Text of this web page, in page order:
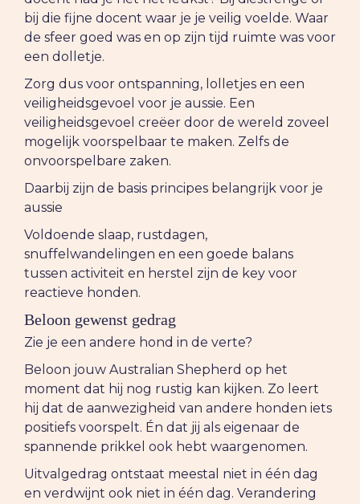
bij die fijne docent waar je je veilig voelde. Waar
de sfeer goed was en op zijn tijd ruimte was voor
een dolletje.
Zorg dus voor ontspanning, lolletjes en een
veiligheidsgevoel voor je aussie. Een
veiligheidsgevoel creëer door de wereld zoveel
mogelijk voorspelbaar te maken. Zelfs de
onvoorspelbare zaken.
Daarbij zijn de basis principes belangrijk voor je
aussie
Voldoende slaap, rustdagen,
snuffelwandelingen en een goede balans
tussen activiteit en herstel zijn de key voor
reactieve honden.
Beloon gewenst gedrag
Zie je een andere hond in de verte?
Beloon jouw Australian Shepherd op het
moment dat hij nog rustig kan kijken. Zo leert
hij dat de aanwezigheid van andere honden iets
positiefs voorspelt. Én dat jij als eigenaar de
spannende prikkel ook hebt waargenomen.
Uitvalgedrag ontstaat meestal niet in één dag
en verdwijnt ook niet in één dag. Verandering